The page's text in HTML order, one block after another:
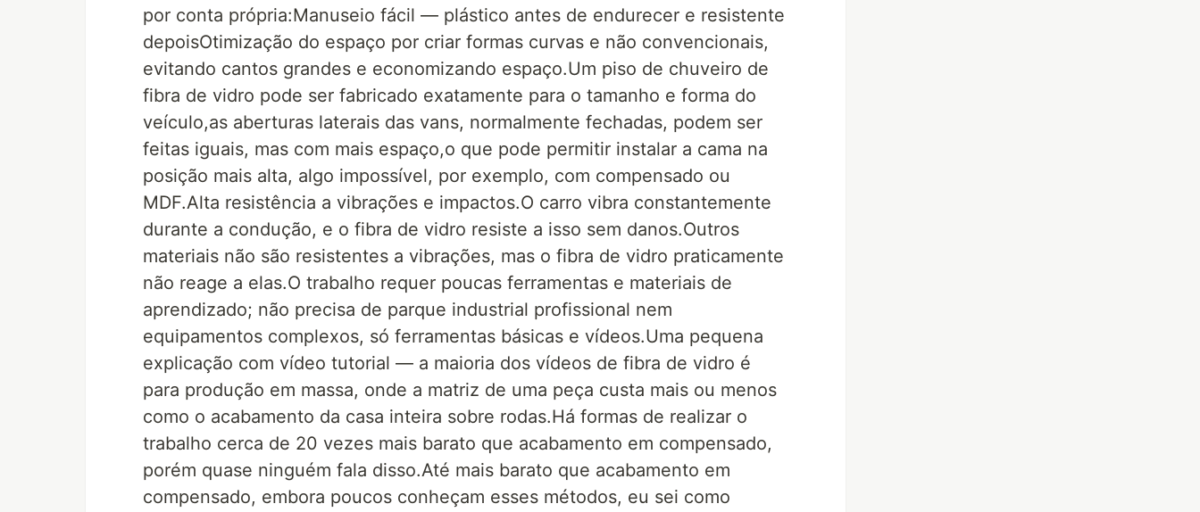
por conta própria:Manuseio fácil — plástico antes de endurecer e resistente
depoisOtimização do espaço por criar formas curvas e não convencionais,
evitando cantos grandes e economizando espaço.Um piso de chuveiro de
fibra de vidro pode ser fabricado exatamente para o tamanho e forma do
veículo,as aberturas laterais das vans, normalmente fechadas, podem ser
feitas iguais, mas com mais espaço,o que pode permitir instalar a cama na
posição mais alta, algo impossível, por exemplo, com compensado ou
MDF.Alta resistência a vibrações e impactos.O carro vibra constantemente
durante a condução, e o fibra de vidro resiste a isso sem danos.Outros
materiais não são resistentes a vibrações, mas o fibra de vidro praticamente
não reage a elas.O trabalho requer poucas ferramentas e materiais de
aprendizado; não precisa de parque industrial profissional nem
equipamentos complexos, só ferramentas básicas e vídeos.Uma pequena
explicação com vídeo tutorial — a maioria dos vídeos de fibra de vidro é
para produção em massa, onde a matriz de uma peça custa mais ou menos
como o acabamento da casa inteira sobre rodas.Há formas de realizar o
trabalho cerca de 20 vezes mais barato que acabamento em compensado,
porém quase ninguém fala disso.Até mais barato que acabamento em
compensado, embora poucos conheçam esses métodos, eu sei como